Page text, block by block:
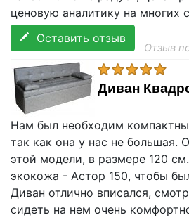
ценовую аналитику на многих
Оставить отзыв
Отзыв
Диван
Нам был необходим
так как она у нас не большая.
этой модели, в размере 120
экокожа - Астор 150, чтобы
Диван отлично вписался,
сидеть на нем очень